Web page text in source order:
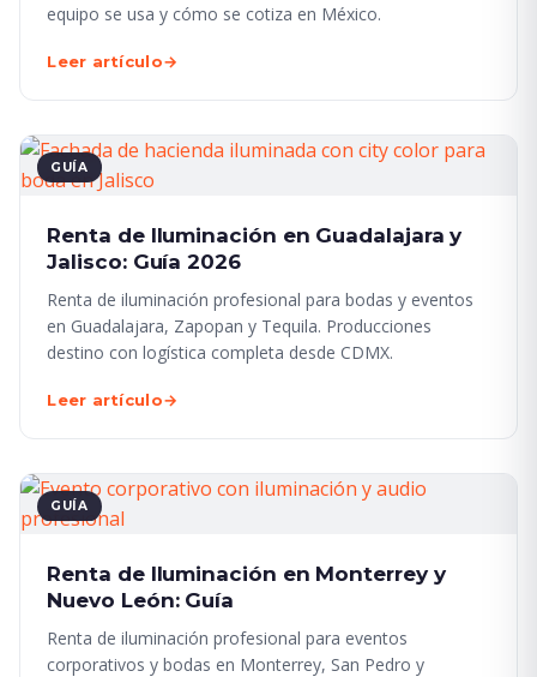
equipo se usa y cómo se cotiza en México.
Leer artículo→
GUÍA
Renta de Iluminación en Guadalajara y
Jalisco: Guía 2026
Renta de iluminación profesional para bodas y eventos
en Guadalajara, Zapopan y Tequila. Producciones
destino con logística completa desde CDMX.
Leer artículo→
GUÍA
Renta de Iluminación en Monterrey y
Nuevo León: Guía
Renta de iluminación profesional para eventos
corporativos y bodas en Monterrey, San Pedro y